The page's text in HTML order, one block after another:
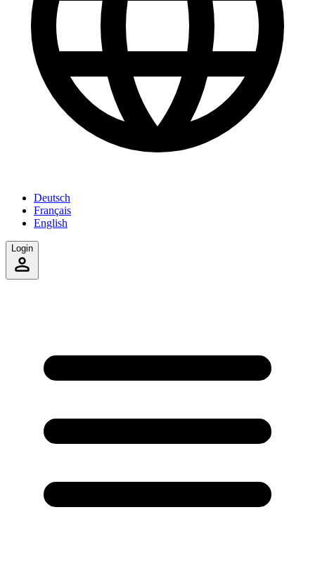
Deutsch
Français
English
Login